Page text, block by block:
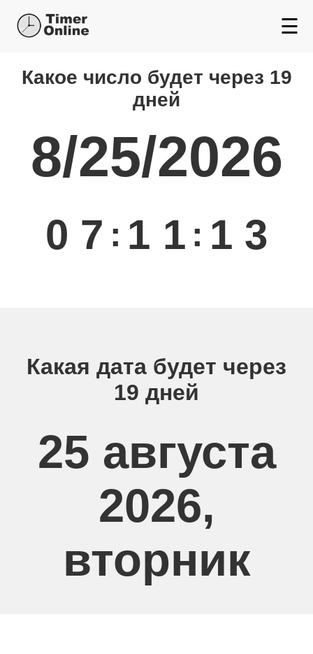
☰
Какой день будет через
Какое число будет через 19
дней
8/25/2026
0 7 : 1 1 : 1 3
Какая дата будет через
19 дней
25 августа
2026,
вторник